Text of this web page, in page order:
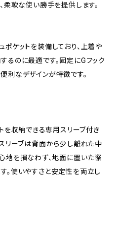
柔軟な使い勝手を提供します。
ケットを装備しており、上着や
るのに最適です。固定にGフック
利なデザインが特徴です。
を収納できる専用スリーブ付き
リーブは背面から少し離れた中
地を損なわず、地面に置いた際
。使いやすさと安定性を両立し